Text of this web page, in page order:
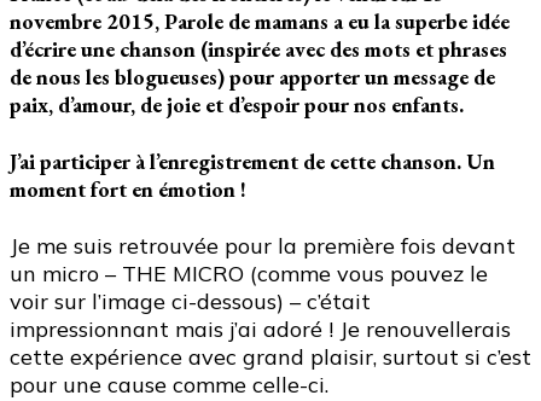
novembre 2015, Parole de mamans a eu la superbe idée
d’écrire une chanson (inspirée avec des mots et phrases
de nous les blogueuses) pour apporter un message de
paix, d’amour, de joie et d’espoir pour nos enfants.
J’ai participer à l’enregistrement de cette chanson. Un
moment fort en émotion !
Je me suis retrouvée pour la première fois devant
un micro – THE MICRO (comme vous pouvez le
voir sur l’image ci-dessous) – c’était
impressionnant mais j’ai adoré ! Je renouvellerais
cette expérience avec grand plaisir, surtout si c’est
pour une cause comme celle-ci.